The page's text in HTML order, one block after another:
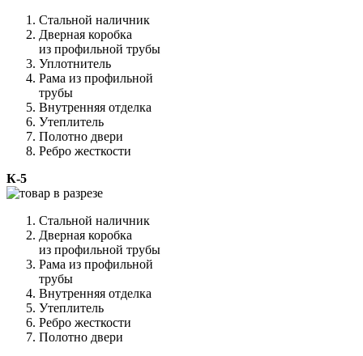
Стальной наличник
Дверная коробка
из профильной трубы
Уплотнитель
Рама из профильной
трубы
Внутренняя отделка
Утеплитель
Полотно двери
Ребро жесткости
К-5
Стальной наличник
Дверная коробка
из профильной трубы
Рама из профильной
трубы
Внутренняя отделка
Утеплитель
Ребро жесткости
Полотно двери